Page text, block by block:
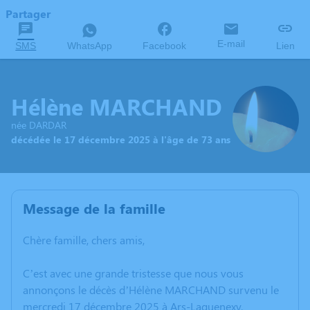
Partager
SMS WhatsApp Facebook E-mail Lien
Hélène MARCHAND
née DARDAR
décédée le 17 décembre 2025 à l'âge de 73 ans
Message de la famille
Chère famille, chers amis,
C’est avec une grande tristesse que nous vous
annonçons le décès d’Hélène MARCHAND survenu le
mercredi 17 décembre 2025 à Ars-Laquenexy.